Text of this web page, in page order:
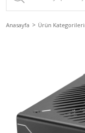
Anasayfa Ürün